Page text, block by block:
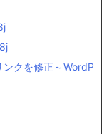
クを修正～WordP